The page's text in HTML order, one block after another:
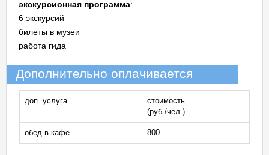
экскурсионная программа:
6 экскурсий
билеты в музеи
работа гида
Дополнительно оплачивается
доп. услуга
стоимость
(руб./чел.)
обед в кафе 800